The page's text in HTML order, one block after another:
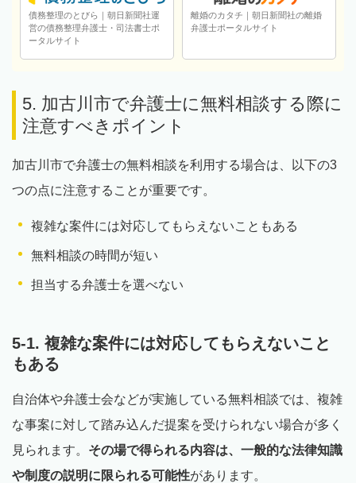
債務整理のとびら｜朝日新聞社運
営の債務整理弁護士・司法書士ポ
ータルサイト
離婚のカタチ｜朝日新聞社の離婚
弁護士ポータルサイト
5. 加古川市で弁護士に無料相談する際に
注意すべきポイント
加古川市で弁護士の無料相談を利用する場合は、以下の3
つの点に注意することが重要です。
複雑な案件には対応してもらえないこともある
無料相談の時間が短い
担当する弁護士を選べない
5-1. 複雑な案件には対応してもらえないこと
もある
自治体や弁護士会などが実施している無料相談では、複雑
な事案に対して踏み込んだ提案を受けられない場合が多く
見られます。 その場で得られる内容は、一般的な法律知識
や制度の説明に限られる可能性があります。